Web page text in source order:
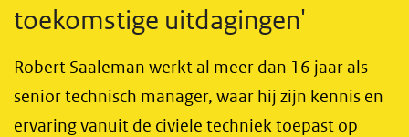
toekomstige uitdagingen'
Robert Saaleman werkt al meer dan 16 jaar als
senior technisch manager, waar hij zijn kennis en
ervaring vanuit de civiele techniek toepast op